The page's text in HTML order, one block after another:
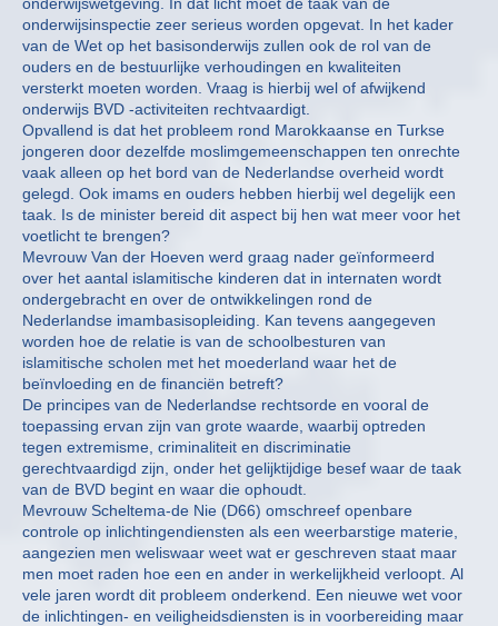
onderwijsinspectie zeer serieus worden opgevat. In het kader
van de Wet op het basisonderwijs zullen ook de rol van de
ouders en de bestuurlijke verhoudingen en kwaliteiten
versterkt moeten worden. Vraag is hierbij wel of afwijkend
onderwijs BVD -activiteiten rechtvaardigt.
Opvallend is dat het probleem rond Marokkaanse en Turkse
jongeren door dezelfde moslimgemeenschappen ten onrechte
vaak alleen op het bord van de Nederlandse overheid wordt
gelegd. Ook imams en ouders hebben hierbij wel degelijk een
taak. Is de minister bereid dit aspect bij hen wat meer voor het
voetlicht te brengen?
Mevrouw Van der Hoeven werd graag nader geïnformeerd
over het aantal islamitische kinderen dat in internaten wordt
ondergebracht en over de ontwikkelingen rond de
Nederlandse imambasisopleiding. Kan tevens aangegeven
worden hoe de relatie is van de schoolbesturen van
islamitische scholen met het moederland waar het de
beïnvloeding en de financiën betreft?
De principes van de Nederlandse rechtsorde en vooral de
toepassing ervan zijn van grote waarde, waarbij optreden
tegen extremisme, criminaliteit en discriminatie
gerechtvaardigd zijn, onder het gelijktijdige besef waar de taak
van de BVD begint en waar die ophoudt.
Mevrouw Scheltema-de Nie (D66) omschreef openbare
controle op inlichtingendiensten als een weerbarstige materie,
aangezien men weliswaar weet wat er geschreven staat maar
men moet raden hoe een en ander in werkelijkheid verloopt. Al
vele jaren wordt dit probleem onderkend. Een nieuwe wet voor
de inlichtingen- en veiligheidsdiensten is in voorbereiding maar